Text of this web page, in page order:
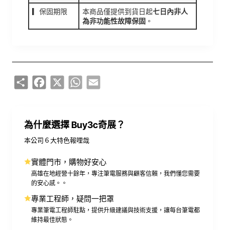
▎保固期限
本商品僅提供到貨日起七日內非人
為非功能性故障保固 。
ShareFacebook
X WhatsApp
Email
為什麼選擇 Buy3c奇展？
本公司６大特色報哩哉
實體門市，購物好安心
高雄在地經營十餘年，專注筆電服務與顧客信賴，我們懂您需要
的安心感。。
專業工程師，疑問一把罩
專業筆電工程師駐點，提供升級建議與技術支援，讓每台筆電都
維持最佳狀態。